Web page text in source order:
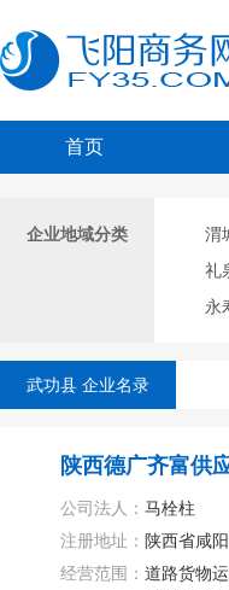
首页
企业地域分类 渭
礼
永
武功县 企业名录
陕西德广齐富供
公司法人： 马栓柱
注册地址： 陕西省咸
经营范围： 道路货物